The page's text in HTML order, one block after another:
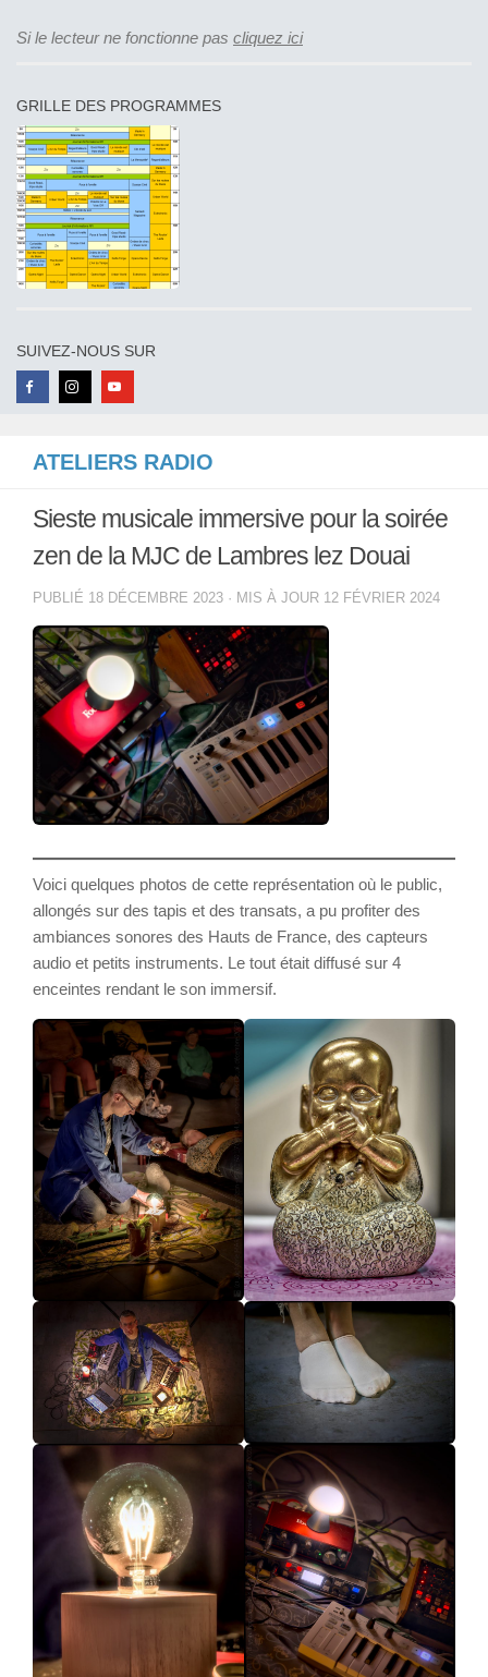
ATELIERS RADIO
Sieste musicale immersive pour la soirée
zen de la MJC de Lambres lez Douai
PUBLIÉ 18 DÉCEMBRE 2023 · MIS À JOUR 12 FÉVRIER 2024
Voici quelques photos de cette représentation où le public,
allongés sur des tapis et des transats, a pu profiter des
ambiances sonores des Hauts de France, des capteurs
audio et petits instruments. Le tout était diffusé sur 4
enceintes rendant le son immersif.
Si le lecteur ne fonctionne pas cliquez ici
GRILLE DES PROGRAMMES
SUIVEZ-NOUS SUR